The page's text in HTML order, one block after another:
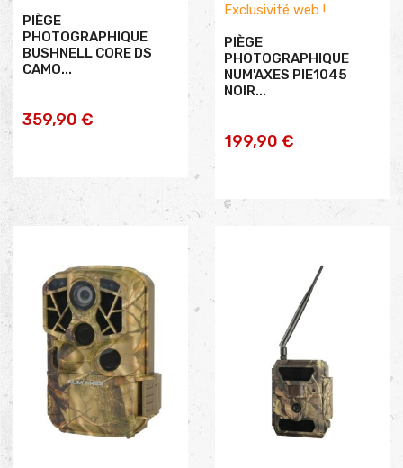
PIÈGE
PHOTOGRAPHIQUE
BUSHNELL CORE DS
CAMO...
359,90 €AJOUTER AU
Exclusivité web !
PIÈGE
PHOTOGRAPHIQUE
NUM'AXES PIE1045
NOIR...
199,90 €AJOUTER AU